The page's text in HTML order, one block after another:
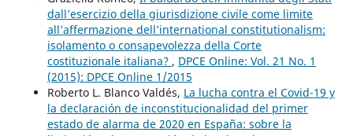
dall’esercizio della giurisdizione civile come limite
all’affermazione dell’international constitutionalism:
isolamento o consapevolezza della Corte
costituzionale italiana? , DPCE Online: Vol. 21 No. 1
(2015): DPCE Online 1/2015
Roberto L. Blanco Valdés, La lucha contra el Covid-19 y
la declaración de inconstitucionalidad del primer
estado de alarma de 2020 en España: sobre la